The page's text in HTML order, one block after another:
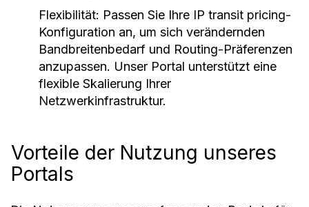
Flexibilität: Passen Sie Ihre IP transit pricing-
Konfiguration an, um sich verändernden
Bandbreitenbedarf und Routing-Präferenzen
anzupassen. Unser Portal unterstützt eine
flexible Skalierung Ihrer
Netzwerkinfrastruktur.
Vorteile der Nutzung unseres
Portals